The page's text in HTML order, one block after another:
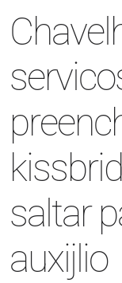
saltar
auxijlio